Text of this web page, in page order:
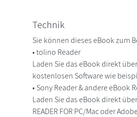
Technik
Sie können dieses eBook zum
• tolino Reader
Laden Sie das eBook direkt
kostenlosen Software wie
• Sony Reader & andere eBook
Laden Sie das eBook direkt
READER FOR PC/Mac oder